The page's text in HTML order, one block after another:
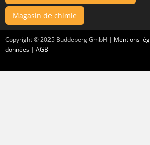
Magasin de chimie
Copyright ©2025 Buddeberg GmbH | Mentions
données | AGB